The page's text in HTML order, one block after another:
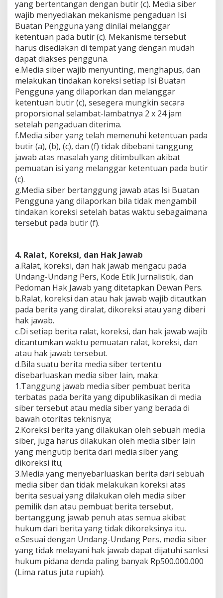
yang bertentangan dengan butir (c). Media siber
wajib menyediakan mekanisme pengaduan Isi
Buatan Pengguna yang dinilai melanggar
ketentuan pada butir (c). Mekanisme tersebut
harus disediakan di tempat yang dengan mudah
dapat diakses pengguna.
e.Media siber wajib menyunting, menghapus, dan
melakukan tindakan koreksi setiap Isi Buatan
Pengguna yang dilaporkan dan melanggar
ketentuan butir (c), sesegera mungkin secara
proporsional selambat-lambatnya 2 x 24 jam
setelah pengaduan diterima.
f.Media siber yang telah memenuhi ketentuan pada
butir (a), (b), (c), dan (f) tidak dibebani tanggung
jawab atas masalah yang ditimbulkan akibat
pemuatan isi yang melanggar ketentuan pada butir
(c).
g.Media siber bertanggung jawab atas Isi Buatan
Pengguna yang dilaporkan bila tidak mengambil
tindakan koreksi setelah batas waktu sebagaimana
tersebut pada butir (f).
4. Ralat, Koreksi, dan Hak Jawab
a.Ralat, koreksi, dan hak jawab mengacu pada
Undang-Undang Pers, Kode Etik Jurnalistik, dan
Pedoman Hak Jawab yang ditetapkan Dewan Pers.
b.Ralat, koreksi dan atau hak jawab wajib ditautkan
pada berita yang diralat, dikoreksi atau yang diberi
hak jawab.
c.Di setiap berita ralat, koreksi, dan hak jawab wajib
dicantumkan waktu pemuatan ralat, koreksi, dan
atau hak jawab tersebut.
d.Bila suatu berita media siber tertentu
disebarluaskan media siber lain, maka:
1.Tanggung jawab media siber pembuat berita
terbatas pada berita yang dipublikasikan di media
siber tersebut atau media siber yang berada di
bawah otoritas teknisnya;
2.Koreksi berita yang dilakukan oleh sebuah media
siber, juga harus dilakukan oleh media siber lain
yang mengutip berita dari media siber yang
dikoreksi itu;
3.Media yang menyebarluaskan berita dari sebuah
media siber dan tidak melakukan koreksi atas
berita sesuai yang dilakukan oleh media siber
pemilik dan atau pembuat berita tersebut,
bertanggung jawab penuh atas semua akibat
hukum dari berita yang tidak dikoreksinya itu.
e.Sesuai dengan Undang-Undang Pers, media siber
yang tidak melayani hak jawab dapat dijatuhi sanksi
hukum pidana denda paling banyak Rp500.000.000
(Lima ratus juta rupiah).